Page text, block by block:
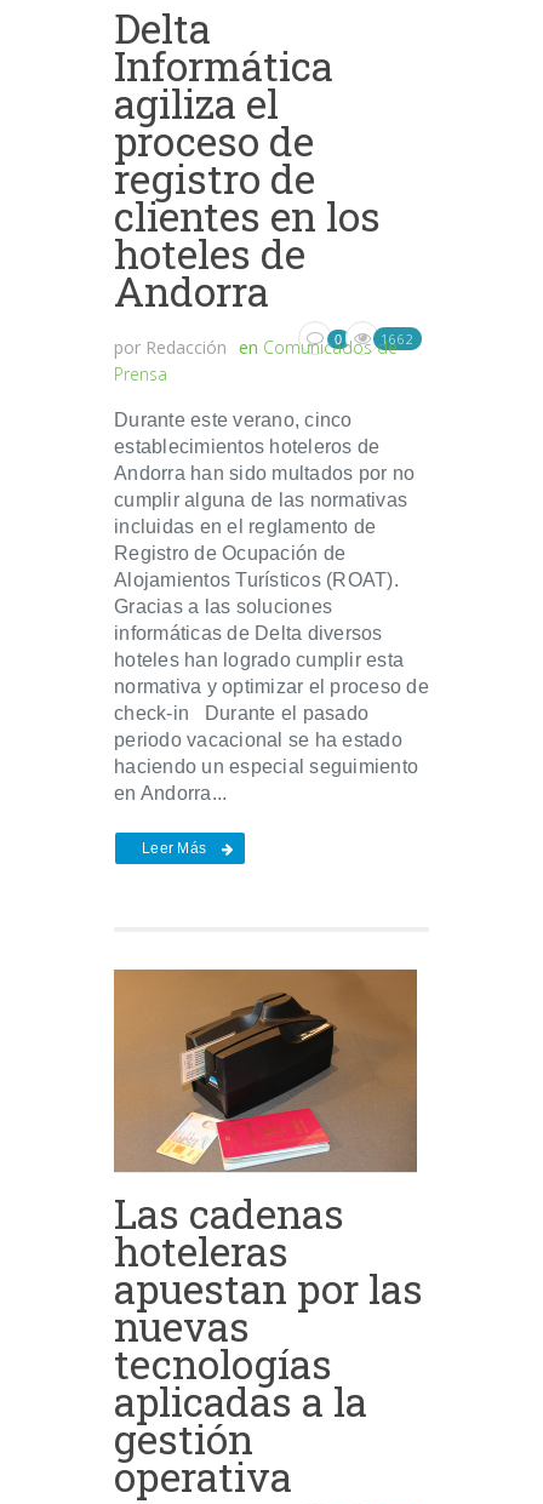
Delta
Informática
agiliza el
proceso de
registro de
clientes en los
hoteles de
Andorra
por Redacción en Comunicados de
Prensa
0 1662
Durante este verano, cinco
establecimientos hoteleros de
Andorra han sido multados por no
cumplir alguna de las normativas
incluidas en el reglamento de
Registro de Ocupación de
Alojamientos Turísticos (ROAT).
Gracias a las soluciones
informáticas de Delta diversos
hoteles han logrado cumplir esta
normativa y optimizar el proceso de
check-in Durante el pasado
periodo vacacional se ha estado
haciendo un especial seguimiento
en Andorra...
Leer Más
Las cadenas
hoteleras
apuestan por las
nuevas
tecnologías
aplicadas a la
gestión
operativa